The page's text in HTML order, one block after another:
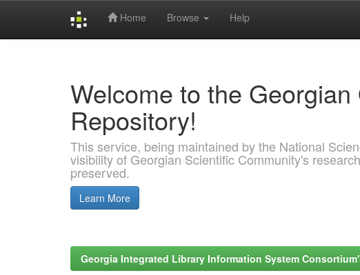
Home Browse Help
Welcome to the
Repository!
This service, being maintained by the National
visibility of Georgian Scientific Community's
preserved.
Learn More
Georgia Integrated Library Information System